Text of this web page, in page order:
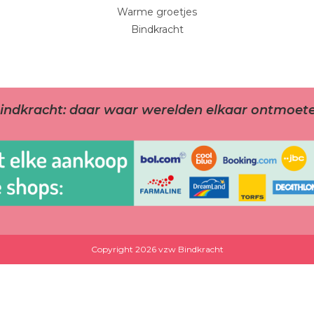
Warme groetjes
Bindkracht
daar waar werelden elkaar
Copyright 2026 vzw Bindkracht